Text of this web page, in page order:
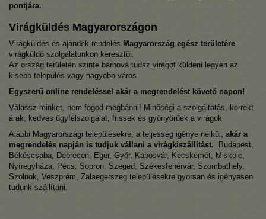
pontjára.
Virágküldés Magyarországon
Virágküldés és ajándék rendelés Magyarország egész területére
virágküldő szolgálatunkon keresztül.
Az ország területén szinte bárhová tudsz virágot küldeni legyen az
kisebb település vagy nagyobb város.
Egyszerű online rendeléssel akár a megrendelést követő napon!
Válassz minket, nem fogod megbánni! Minőségi a szolgáltatás, korrekt
árak, kedves ügyfélszolgálat, frissek és gyönyörűek a virágok.
Alábbi Magyarországi településekre, a teljesség igénye nélkül, akár a
megrendelés napján is tudjuk vállani a virágkiszállítást. Budapest,
Békéscsaba, Debrecen, Eger, Győr, Kaposvár, Kecskemét, Miskolc,
Nyíregyháza, Pécs, Sopron, Szeged, Székesfehérvár, Szombathely,
Szolnok, Veszprém, Zalaegerszeg településekre gyorsan és igényesen
tudunk szállítani.